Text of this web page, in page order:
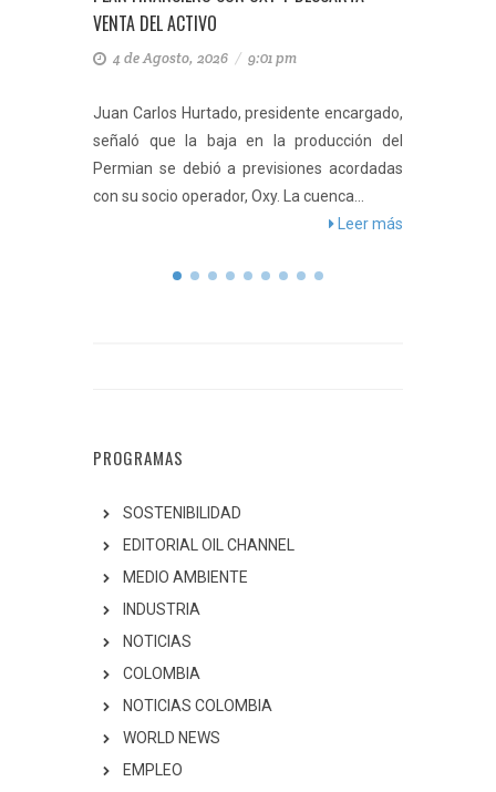
VENTA DEL ACTIVO
4 de Agosto, 2026 / 9:01 pm
Juan Carlos Hurtado, presidente encargado,
señaló que la baja en la producción del
Permian se debió a previsiones acordadas
con su socio operador, Oxy. La cuenca...
Leer más
PROGRAMAS
SOSTENIBILIDAD
EDITORIAL OIL CHANNEL
MEDIO AMBIENTE
INDUSTRIA
NOTICIAS
COLOMBIA
NOTICIAS COLOMBIA
WORLD NEWS
EMPLEO